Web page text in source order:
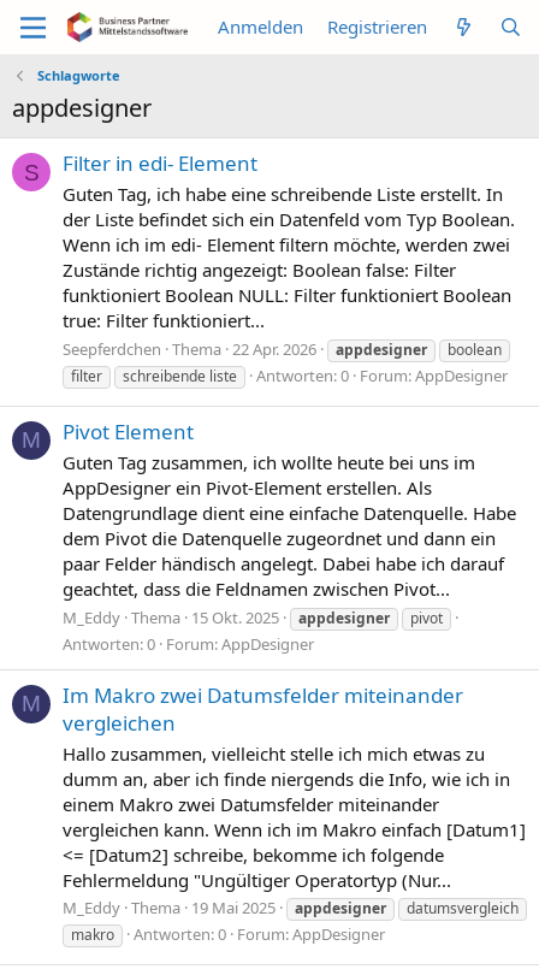
Anmelden Registrieren
Schlagworte
appdesigner
S Filter in edi- Element
Guten Tag, ich habe eine schreibende Liste erstellt. In
der Liste befindet sich ein Datenfeld vom Typ Boolean.
Wenn ich im edi- Element filtern möchte, werden zwei
Zustände richtig angezeigt: Boolean false: Filter
funktioniert Boolean NULL: Filter funktioniert Boolean
true: Filter funktioniert...
Seepferdchen Thema 22 Apr. 2026 appdesigner
boolean
filter
schreibende liste Antworten: 0 Forum:AppDesigner
M Pivot Element
Guten Tag zusammen, ich wollte heute bei uns im
AppDesigner ein Pivot-Element erstellen. Als
Datengrundlage dient eine einfache Datenquelle. Habe
dem Pivot die Datenquelle zugeordnet und dann ein
paar Felder händisch angelegt. Dabei habe ich darauf
geachtet, dass die Feldnamen zwischen Pivot...
M_Eddy Thema 15 Okt. 2025 appdesigner pivot
Antworten: 0 Forum:AppDesigner
M
Im Makro zwei Datumsfelder miteinander
vergleichen
Hallo zusammen, vielleicht stelle ich mich etwas zu
dumm an, aber ich finde niergends die Info, wie ich in
einem Makro zwei Datumsfelder miteinander
vergleichen kann. Wenn ich im Makro einfach [Datum1]
<= [Datum2] schreibe, bekomme ich folgende
Fehlermeldung "Ungültiger Operatortyp (Nur...
M_Eddy Thema 19 Mai 2025 appdesigner
datumsvergleich
makro
Antworten: 0 Forum:AppDesigner